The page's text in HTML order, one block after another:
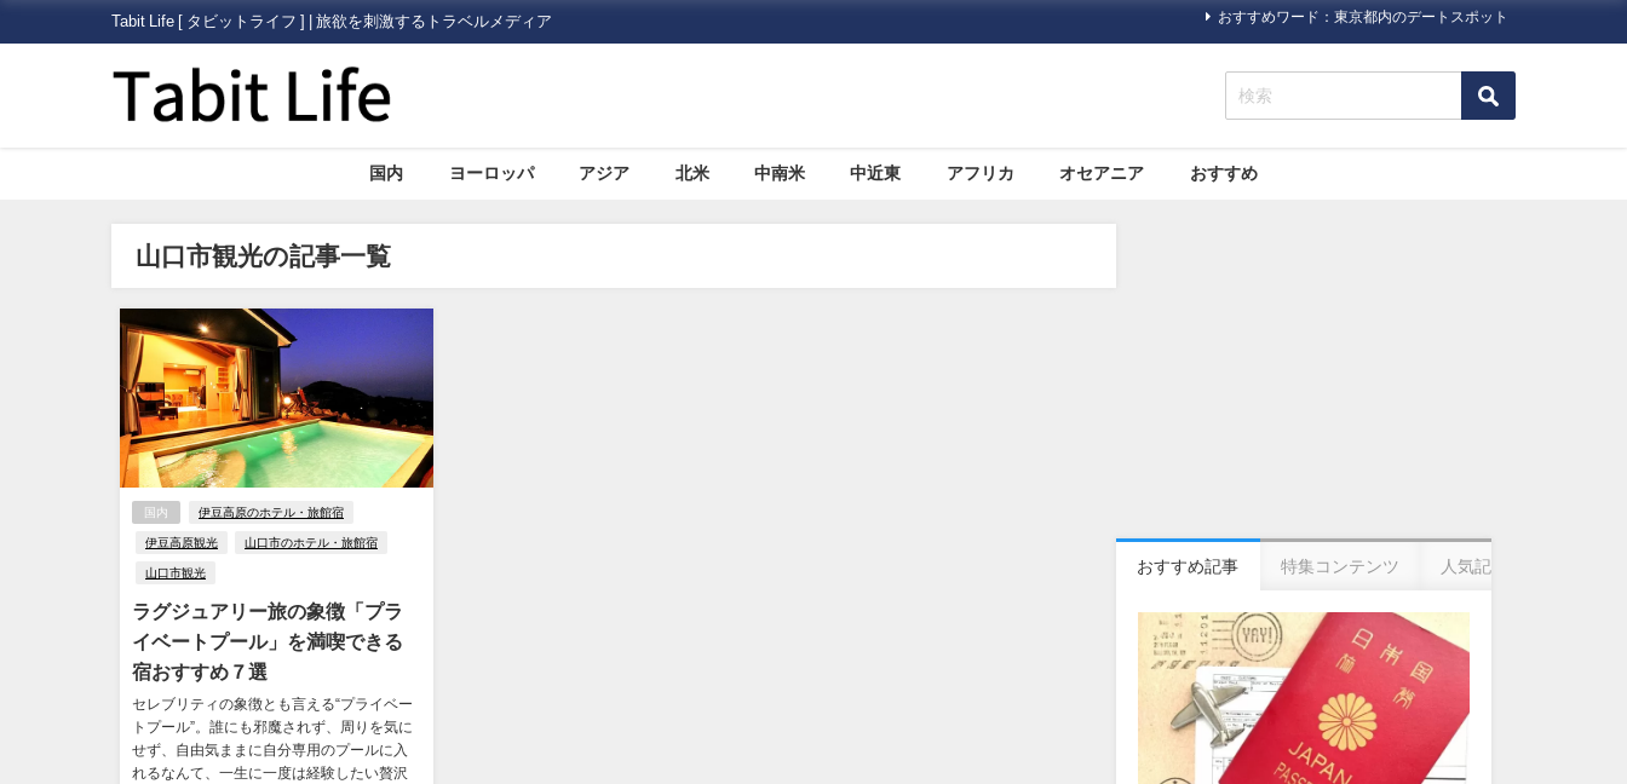
Tabit Life [ タビットライフ ] | 旅欲を刺激するトラベルメディア おすすめワード：東京都内のデートスポット
国内 ヨーロッパ アジア 北米 中南米 中近東 アフリカ オセアニア おすすめ
山口市観光の記事一覧
国内 伊豆高原のホテル・旅館宿
伊豆高原観光 山口市のホテル・旅館宿
山口市観光
ラグジュアリー旅の象徴「プラ
イベートプール」を満喫できる
宿おすすめ７選
セレブリティの象徴とも言える“プライベー
トプール”。誰にも邪魔されず、周りを気に
せず、自由気ままに自分専用のプールに入
れるなんて、一生に一度は経験したい贅沢
おすすめ記事 特集コンテンツ 人気記事